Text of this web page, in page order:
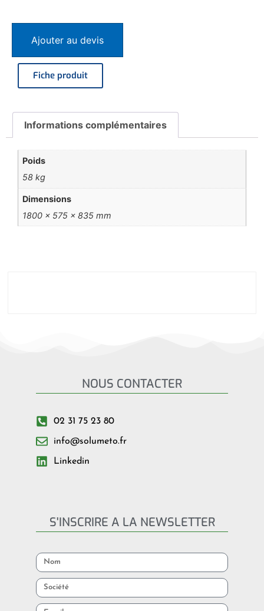
Ajouter au devis
Fiche produit
Informations complémentaires
Poids
58 kg
Dimensions
1800 × 575 × 835 mm
NOUS CONTACTER
02 31 75 23 80
info@solumeto.fr
Linkedin
S'INSCRIRE A LA NEWSLETTER